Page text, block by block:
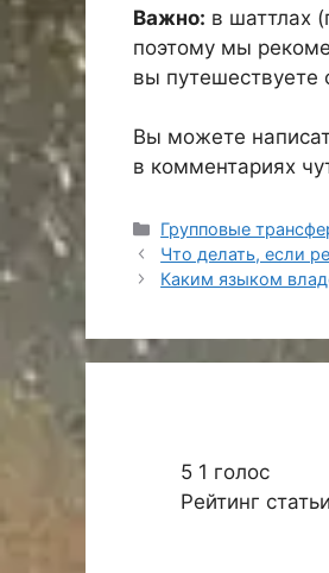
Важно: в шаттлах
поэтому мы
вы путешествуете
Вы можете
в комментариях
Рубрики
Групповые
Что делать, если
Каким языком
5 1 голос
Рейтинг статьи